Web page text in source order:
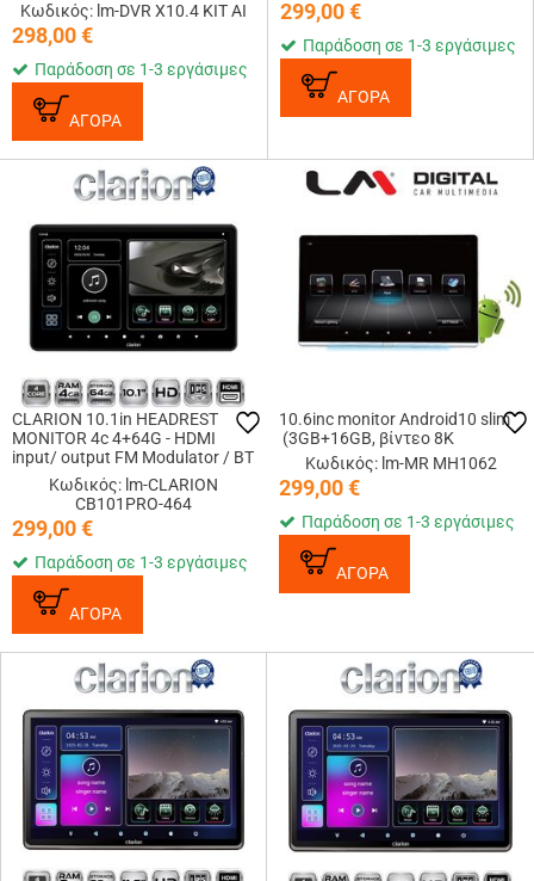
1920x1080p. Δεχεται καρτα SD
εως 256G
Κωδικός: lm-DVR X10.4 KIT AI
298,00€
Παράδοση σε 1-3 εργάσιμες
ΑΓΟΡΑ
299,00€
Παράδοση σε 1-3 εργάσιμες
ΑΓΟΡΑ
CLARION 10.1in HEADREST
MONITOR 4c 4+64G - HDMI
input/ output FM Modulator / BT
/ WiFi / USB / SD Card Slot
Κωδικός: lm-CLARION
CB101PRO-464
299,00€
Παράδοση σε 1-3 εργάσιμες
ΑΓΟΡΑ
10.6inc monitor Android10 slim
(3GB+16GB, βίντεο 8K
Κωδικός: lm-MR MH1062
299,00€
Παράδοση σε 1-3 εργάσιμες
ΑΓΟΡΑ